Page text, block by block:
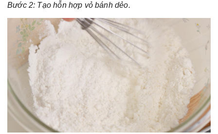
Bước 2: Tạo hỗn hợp vỏ bánh dẻo.